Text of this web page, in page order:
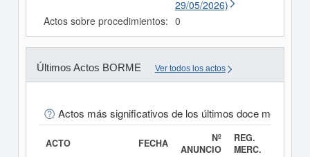
29/05/2026)
Actos sobre procedimientos: 0
Últimos Actos BORME Ver todos los actos
Actos más significativos de los últimos doce meses
ACTO FECHA
Nº
ANUNCIO
REG.
MERC.